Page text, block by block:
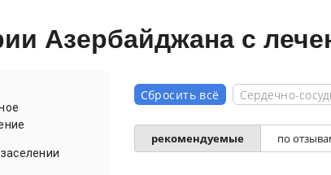
Азербайджана с
Сбросить всё Сердечно-
рекомендуемые по